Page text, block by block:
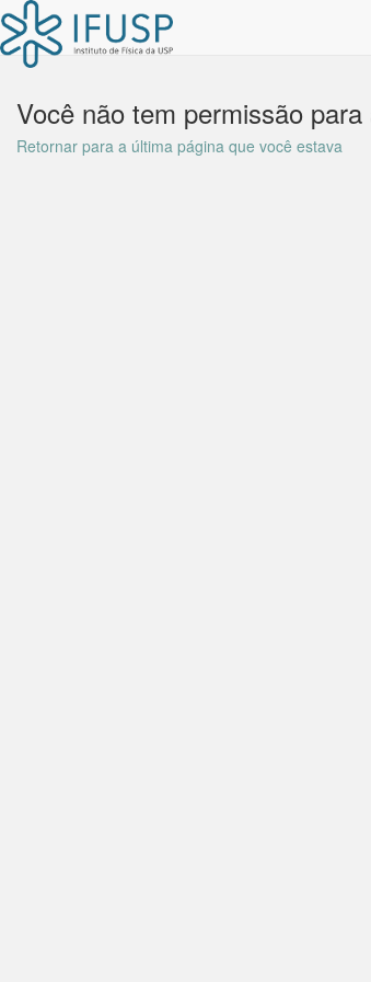
Você não tem permissão
Retornar para a última página que você estava